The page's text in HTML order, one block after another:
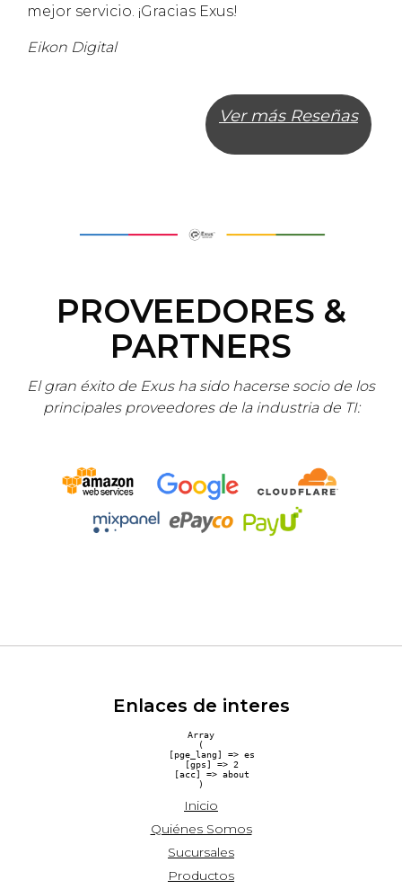
mejor servicio. ¡Gracias Exus!
Eikon Digital
Ver más Reseñas
PROVEEDORES &
PARTNERS
El gran éxito de Exus ha sido hacerse socio de los
principales proveedores de la industria de TI:
Enlaces de interes
Array
(
    [pge_lang] => es
    [gps] => 2
    [acc] => about
Inicio
Quiénes Somos
Sucursales
Productos